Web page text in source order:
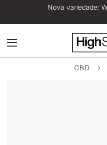
Nova variedade:
CBD